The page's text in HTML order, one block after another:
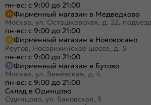
пн-вс: с 9:00 до 21:00
Фирменный магазин в Медведково
Москва, ул. Осташковская, д. 22,
пн-вс: с 9:00 до 21:00
Фирменный магазин в Новокосино
Реутов, Носовихинское шоссе, д. 5
пн-вс: с 9:00 до 21:00
Фирменный магазин в Бутово
Москва, ул. Венёвская, д. 4
пн-вс: с 9:00 до 21:00
Склад в Одинцово
Одинцово, ул. Баковская, 5